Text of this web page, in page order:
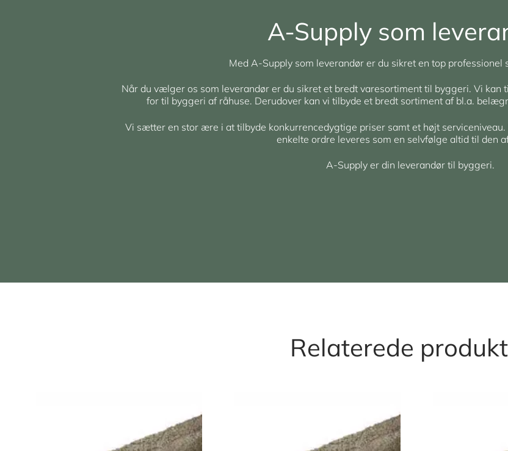
A-Supply som
Med A-Supply som leverandør er du sikret en top professionel
Når du vælger os som leverandør er du sikret et bredt varesortiment til byggeri. Vi kan
for til byggeri af råhuse. Derudover kan vi tilbyde et bredt sortiment af bl.a.
Vi sætter en stor ære i at tilbyde konkurrencedygtige priser samt et højt
enkelte ordre leveres som en selvfølge altid til den
A-Supply er din leverandør til byggeri.
Relaterede